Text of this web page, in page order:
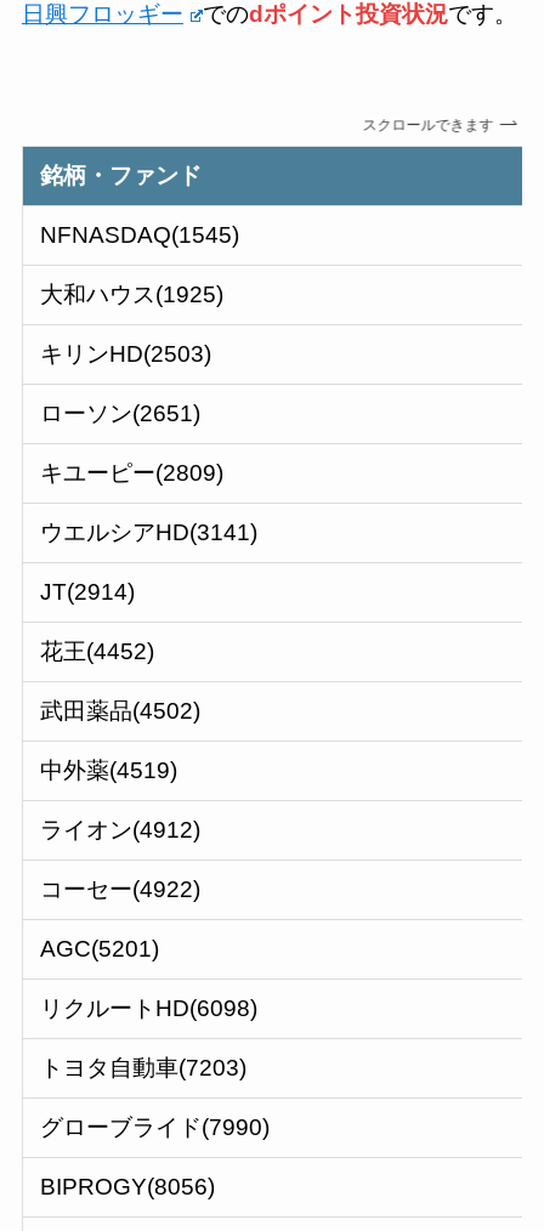
日興フロッギー でのdポイント投資状況です。
スクロールできます
銘柄・ファンド
NFNASDAQ(1545)
大和ハウス(1925)
キリンHD(2503)
ローソン(2651)
キユーピー(2809)
ウエルシアHD(3141)
JT(2914)
花王(4452)
武田薬品(4502)
中外薬(4519)
ライオン(4912)
コーセー(4922)
AGC(5201)
リクルートHD(6098)
トヨタ自動車(7203)
グローブライド(7990)
BIPROGY(8056)